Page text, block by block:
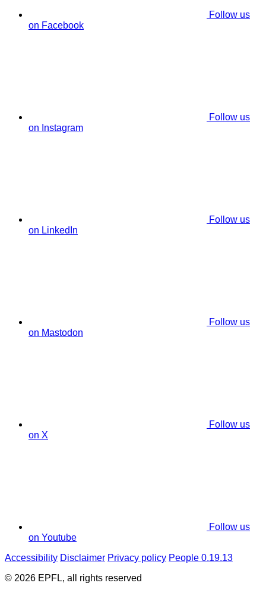
Follow us
on Facebook
Follow us
on Instagram
Follow us
on LinkedIn
Follow us
on Mastodon
Follow us
on X
Follow us
on Youtube
Accessibility Disclaimer Privacy policy People 0.19.13
© 2026 EPFL, all rights reserved